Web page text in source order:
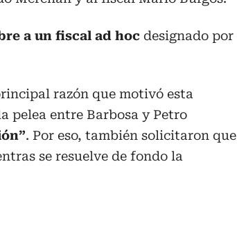
a un fiscal ad hoc designado por
razón que motivó esta
pelea entre Barbosa y Petro
. Por eso, también solicitaron que
se resuelve de fondo la